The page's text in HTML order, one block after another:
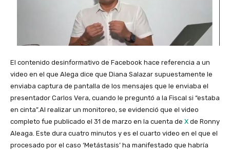
El contenido desinformativo de Facebook hace referencia a un
video en el que Alega dice que Diana Salazar supuestamente le
enviaba captura de pantalla de los mensajes que le enviaba el
presentador Carlos Vera, cuando le preguntó a la Fiscal si “estaba
en cinta”.Al realizar un monitoreo, se evidenció que el video
completo fue publicado el 31 de marzo en la cuenta de X de Ronny
Aleaga. Este dura cuatro minutos y es el cuarto video en el que el
procesado por el caso ‘Metástasis’ ha manifestado que habría